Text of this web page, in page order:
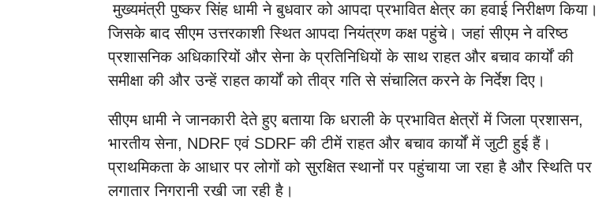
मुख्यमंत्री पुष्कर सिंह धामी ने बुधवार को आपदा प्रभावित क्षेत्र का हवाई निरीक्षण किया।
जिसके बाद सीएम उत्तरकाशी स्थित आपदा नियंत्रण कक्ष पहुंचे। जहां सीएम ने वरिष्ठ
प्रशासनिक अधिकारियों और सेना के प्रतिनिधियों के साथ राहत और बचाव कार्यों की
समीक्षा की और उन्हें राहत कार्यों को तीव्र गति से संचालित करने के निर्देश दिए।
सीएम धामी ने जानकारी देते हुए बताया कि धराली के प्रभावित क्षेत्रों में जिला प्रशासन,
भारतीय सेना, NDRF एवं SDRF की टीमें राहत और बचाव कार्यों में जुटी हुई हैं।
प्राथमिकता के आधार पर लोगों को सुरक्षित स्थानों पर पहुंचाया जा रहा है और स्थिति पर
लगातार निगरानी रखी जा रही है।